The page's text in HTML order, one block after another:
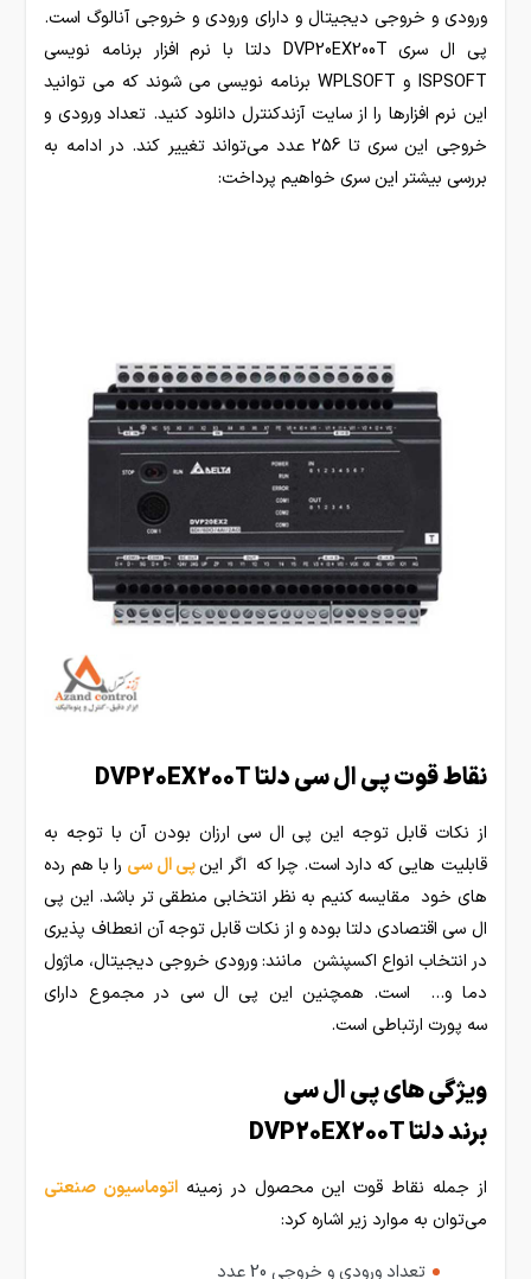
ورودی و خروجی دیجیتال و دارای ورودی و خروجی آنالوگ است.
پی ال سری DVP20EX200T دلتا با نرم افزار برنامه نویسی
ISPSOFT و WPLSOFT برنامه نویسی می شوند که می توانید
این نرم افزارها را از سایت آزندکنترل دانلود کنید. تعداد ورودی و
خروجی این سری تا 256 عدد می‌تواند تغییر کند. در ادامه به
بررسی بیشتر این سری خواهیم پرداخت:
نقاط قوت پی ال سی دلتا DVP20EX200T
از نکات قابل توجه این پی ال سی ارزان بودن آن با توجه به
قابلیت هایی که دارد است. چرا که اگر اینپی ال سی را با هم رده
های خود مقایسه کنیم به نظر انتخابی منطقی تر باشد. این پی
ال سی اقتصادی دلتا بوده و از نکات قابل توجه آن انعطاف پذیری
در انتخاب انواع اکسپنشن مانند: ورودی خروجی دیجیتال، ماژول
دما و… است. همچنین این پی ال سی در مجموع دارای
سه پورت ارتباطی است.
ویژگی های پی ال سی
برند دلتا DVP20EX200T
از جمله نقاط قوت این محصول در زمینه اتوماسیون صنعتی
می‌توان به موارد زیر اشاره کرد:
تعداد ورودی و خروجی 20 عدد